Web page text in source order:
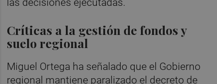
Críticas a la gestión de fondos y
suelo regional
Miguel Ortega ha señalado que el Gobierno
regional mantiene paralizado el decreto de